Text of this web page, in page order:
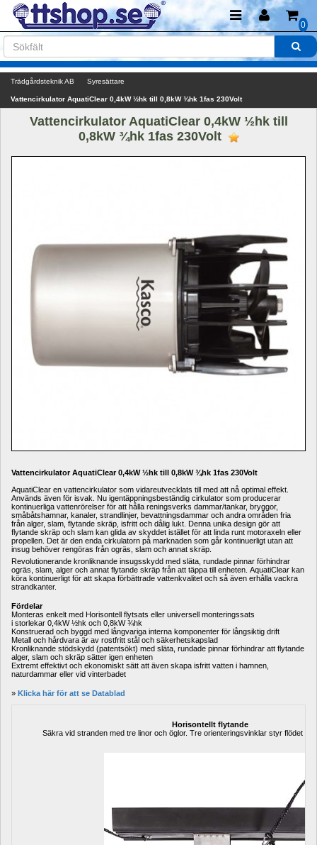
0
Trädgårdsteknik AB Syresättare
Vattencirkulator AquatiClear 0,4kW ½hk till 0,8kW ¾hk 1fas 230Volt
Vattencirkulator AquatiClear 0,4kW ½hk till
0,8kW ¾hk 1fas 230Volt
Vattencirkulator AquatiClear 0,4kW ½hk till 0,8kW ¾hk 1fas 230Volt
AquatiClear en vattencirkulator som vidareutvecklats till med att nå optimal effekt.
Används även för isvak. Nu igentäppningsbeständig cirkulator som producerar
kontinuerliga vattenrörelser för att hålla reningsverks dammar/tankar, bryggor,
småbåtshamnar, kanaler, strandlinjer, bevattningsdammar och andra områden fria
från alger, slam, flytande skräp, isfritt och dålig lukt. Denna unika design gör att
flytande skräp och slam kan glida av skyddet istället för att linda runt motoraxeln eller
propellen. Det är den enda cirkulatorn på marknaden som går kontinuerligt utan att
insug behöver rengöras från ogräs, slam och annat skräp.
Revolutionerande kronliknande insugsskydd med släta, rundade pinnar förhindrar
ogräs, slam, alger och annat flytande skräp från att täppa till enheten. AquatiClear kan
köra kontinuerligt för att skapa förbättrade vattenkvalitet och så även erhålla vackra
strandkanter.
Fördelar
Monteras enkelt med Horisontell flytsats eller universell monteringssats
i storlekar 0,4kW ½hk och 0,8kW ¾hk
Konstruerad och byggd med långvariga interna komponenter för långsiktig drift
Metall och hårdvara är av rostfritt stål och säkerhetskapslad
Kronliknande stödskydd (patentsökt) med släta, rundade pinnar förhindrar att flytande
alger, slam och skräp sätter igen enheten
Extremt effektivt och ekonomiskt sätt att även skapa isfritt vatten i hamnen,
naturdammar eller vid vinterbadet
» Klicka här för att se Datablad
Horisontellt flytande
Säkra vid stranden med tre linor och öglor. Tre orienteringsvinklar styr flödet till